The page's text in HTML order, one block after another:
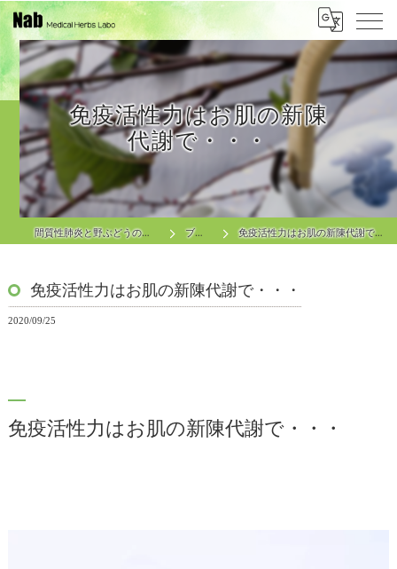
免疫活性力はお肌の新陳
代謝で・・・
間質性肺炎と野ぶどうの関連性 ブログ 免疫活性力はお肌の新陳代謝で・・・
免疫活性力はお肌の新陳代謝で・・・
2020/09/25
免疫活性力はお肌の新陳代謝で・・・